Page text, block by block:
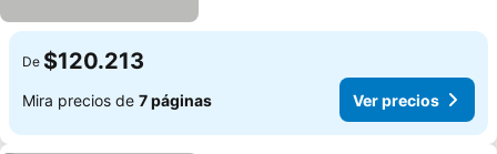
De $120.213
Mira precios de 7 páginas Ver precios